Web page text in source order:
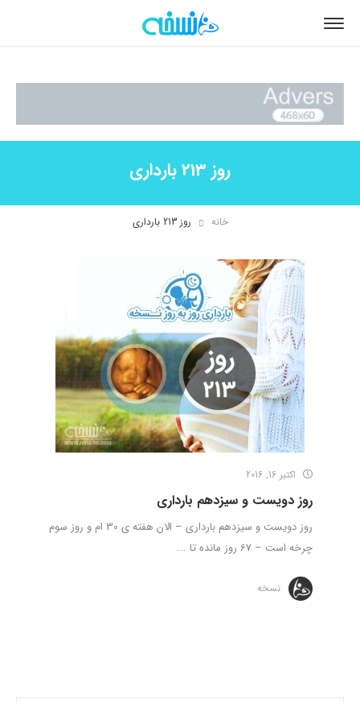
روز 213 بارداری
خانه روز 213 بارداری
اکتبر 16, 2016
روز دویست و سیزدهم بارداری
روز دویست و سیزدهم بارداری – الان هفته ی 30 ام و روز سوم
چرخه است – 67 روز مانده تا ...
نسخه